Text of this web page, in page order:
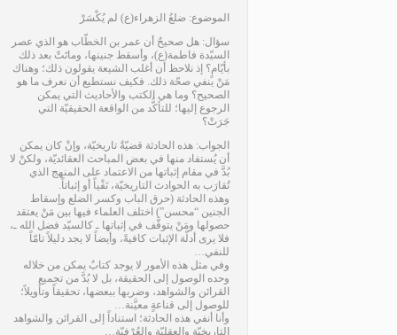
الموضوع: ضلعُ الزهراء(ع) لم يُكْسَرْ
سؤال: هل صحيحٌ أن عمر بن الخطّاب هو الذي عصر
السيّدة فاطمة(ع)، وأسقط جنينها، وماتَتْ بعد ذلك
بأيّامٍ؟ إذ نلاحظ أن أغلب الشيعة يقولون ذلك؛ وهناك
مَنْ ينفي صحّة ذلك. فكيف نستطيع أن نعرف ما هو
الصحيح؟ وما هي الكتب والأحاديث التي يمكن
الرجوع إليها؛ للتأكُّد من الواقعة الحقيقيّة التي
جَرَتْ؟
الجواب: هذه الحادثة قضيّةٌ تاريخيّة، وإنْ كان يمكن
أن يُستفاد منها في بعض المباحث العقائديّة، ولكنْ لا
بُدَّ في مقام إثباتها من الاعتماد على المنهج الذي
تُقارَب به الحوادث التاريخيّة، نَفْياً أو إثباتاً.
وهذه الحادثة (حرق الباب وكسر الضلع وإسقاط
الجنين “محسن”) اختلف العلماء فيها بين مَنْ يعتقد
حصولها ومَنْ يتوقَّف في إثباتها ـ كالسيّد فضل الله ـ،
فلا يرى أدلّة الإثبات كافيةً، وأيضاً لا يجد دليلاً تامّاً
للنفي…
وفي مثل هذه الأمور لا يوجد كتابٌ يمكن من خلاله
وحده الوصول إلى الحقيقة، بل لا بُدَّ من تجميع
القرائن والشواهد، وضربها ببعضها، تحقيقاً وتأويلاً؛
للوصول إلى قناعةٍ معيَّنة…
وأنا أنفي هذه الحادثة؛ استناداً إلى القرائن والشواهد
التاريخيّة والعقليّة والعُرْفيّة…